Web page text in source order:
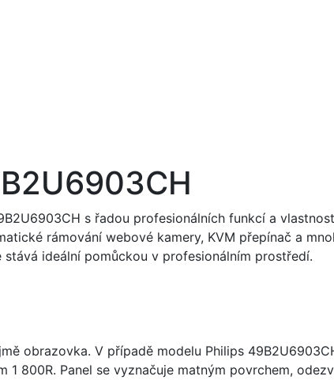
s řadou profesionálních funkcí a
rámování webové kamery, KVM přepínač a
ideální pomůckou v profesionálním prostředí.
obrazovka. V případě modelu Philips
1 800R. Panel se vyznačuje matným povrchem,